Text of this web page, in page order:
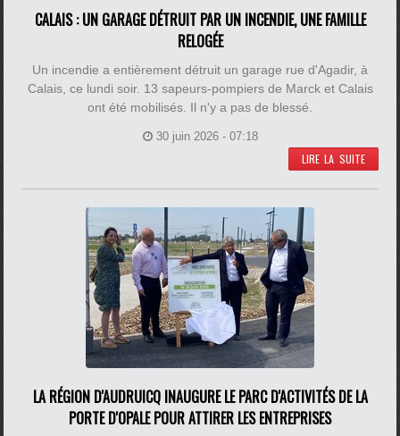
CALAIS : UN GARAGE DÉTRUIT PAR UN INCENDIE, UNE FAMILLE
RELOGÉE
Un incendie a entièrement détruit un garage rue d'Agadir, à
Calais, ce lundi soir. 13 sapeurs-pompiers de Marck et Calais
ont été mobilisés. Il n'y a pas de blessé.
30 juin 2026 - 07:18
LIRE LA SUITE
LA RÉGION D'AUDRUICQ INAUGURE LE PARC D'ACTIVITÉS DE LA
PORTE D'OPALE POUR ATTIRER LES ENTREPRISES